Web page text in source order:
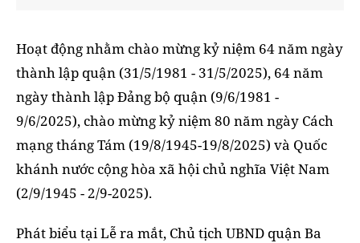
Hoạt động nhằm chào mừng kỷ niệm 64 năm ngày
thành lập quận (31/5/1981 - 31/5/2025), 64 năm
ngày thành lập Đảng bộ quận (9/6/1981 -
9/6/2025), chào mừng kỷ niệm 80 năm ngày Cách
mạng tháng Tám (19/8/1945-19/8/2025) và Quốc
khánh nước cộng hòa xã hội chủ nghĩa Việt Nam
(2/9/1945 - 2/9-2025).
Phát biểu tại Lễ ra mắt, Chủ tịch UBND quận Ba